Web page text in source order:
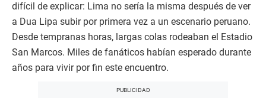
difícil de explicar: Lima no sería la misma después de ver
a Dua Lipa subir por primera vez a un escenario peruano.
Desde tempranas horas, largas colas rodeaban el Estadio
San Marcos. Miles de fanáticos habían esperado durante
años para vivir por fin este encuentro.